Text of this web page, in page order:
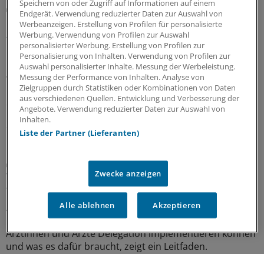
Berufsobergericht für Heilberufe Berlin
Urteil: Kein Maulkorb für Ärzte wegen
Äußerungen zu COVID-Pandemie
Das Berufsobergericht für Heilberufe Berlin kippt den
Rügebescheid einer Ärztekammer, die einem Arzt
vorwirft, er habe die Gefährlichkeit der Corona-
Pandemie unrichtig und verharmlosend dargestellt und
damit seine Berufspflichten verletzt.
27.07.2026
Wie Delegation in der Rheumatologie
funktionieren kann
Ärztliche Aufgaben zu delegieren, ist in den meisten
rheumatologischen Praxen längst Standard. Wie
Ärztinnen und Ärzte Delegation implementieren können
und was es dafür braucht, zeigt ein Leitfaden.
Speichern von oder Zugriff auf Informationen auf einem
Endgerät. Verwendung reduzierter Daten zur Auswahl von
Werbeanzeigen. Erstellung von Profilen für personalisierte
Werbung. Verwendung von Profilen zur Auswahl
personalisierter Werbung. Erstellung von Profilen zur
Personalisierung von Inhalten. Verwendung von Profilen zur
Auswahl personalisierter Inhalte. Messung der Werbeleistung.
Messung der Performance von Inhalten. Analyse von
Zielgruppen durch Statistiken oder Kombinationen von Daten
aus verschiedenen Quellen. Entwicklung und Verbesserung der
Angebote. Verwendung reduzierter Daten zur Auswahl von
Inhalten.
Liste der Partner (Lieferanten)
Zwecke anzeigen
Alle ablehnen Akzeptieren